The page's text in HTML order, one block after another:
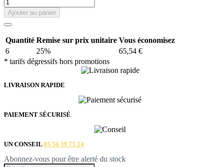
Ajouter au panier
Quantité Remise sur prix unitaire Vous économisez
6
25%
65,54 €
* tarifs dégressifs hors promotions
LIVRAISON RAPIDE
PAIEMENT SÉCURISÉ
UN CONSEIL 05 56 39 75 14
Abonnez-vous pour être alerté du stock